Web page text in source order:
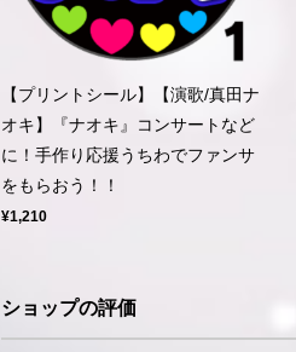
【プリントシール】【演歌/真田ナ
オキ】『ナオキ』コンサートなど
に！手作り応援うちわでファンサ
をもらおう！！
¥1,210
ショップの評価